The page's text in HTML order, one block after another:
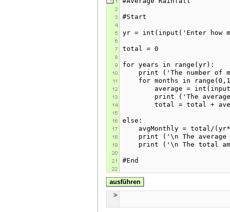
ausführen